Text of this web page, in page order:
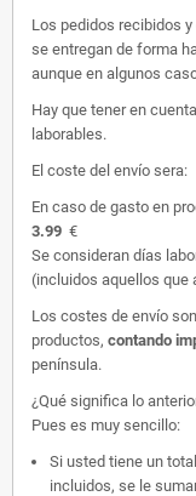
Los pedidos recibidos
se entregan de forma
aunque en algunos
Hay que tener en
laborables.
El coste del envío sera:
En caso de gasto en
3.99 €
Se consideran días
(incluidos aquellos
Los costes de envío son
productos, contando
península.
¿Qué significa lo
Pues es muy sencillo:
Si usted tiene un
incluidos, se le